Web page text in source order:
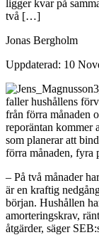
ligger kvar på
två […]
Jonas Bergholm
Uppdaterad: 10
faller hushållens
från förra månaden
reporäntan kommer
som planerar att
förra månaden, fyra
– På två månader
är en kraftig
början. Hushållen
amorteringskrav,
åtgärder, säger